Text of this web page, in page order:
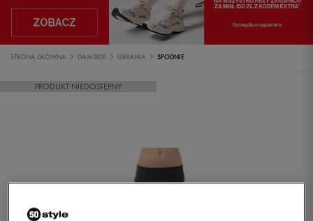
STRONA GŁÓWNA DAMSKIE UBRANIA SPODNIE
PRODUKT NIEDOSTĘPNY